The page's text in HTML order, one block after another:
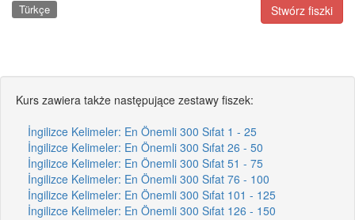
Stwórz fiszki
Türkçe
Kurs zawiera także następujące zestawy fiszek:
İngilizce Kelimeler: En Önemli 300 Sıfat 1 - 25
İngilizce Kelimeler: En Önemli 300 Sıfat 26 - 50
İngilizce Kelimeler: En Önemli 300 Sıfat 51 - 75
İngilizce Kelimeler: En Önemli 300 Sıfat 76 - 100
İngilizce Kelimeler: En Önemli 300 Sıfat 101 - 125
İngilizce Kelimeler: En Önemli 300 Sıfat 126 - 150